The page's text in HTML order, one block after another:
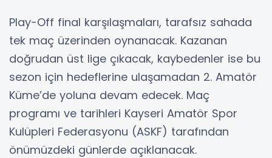
Play-Off final karşılaşmaları, tarafsız sahada
tek maç üzerinden oynanacak. Kazanan
doğrudan üst lige çıkacak, kaybedenler ise bu
sezon için hedeflerine ulaşamadan 2. Amatör
Küme’de yoluna devam edecek. Maç
programı ve tarihleri Kayseri Amatör Spor
Kulüpleri Federasyonu (ASKF) tarafından
önümüzdeki günlerde açıklanacak.